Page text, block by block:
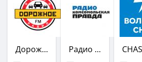
Дорожное радио Радио Комсомольская Правда